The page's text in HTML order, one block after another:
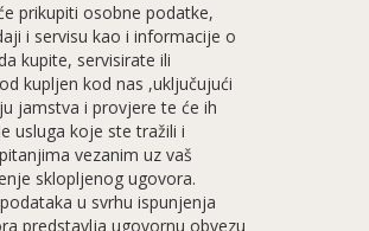
prikupiti osobne podatke,
i servisu kao i informacije o
kupite, servisirate ili
kupljen kod nas ,uključujući
jamstva i provjere te će ih
usluga koje ste tražili i
vezanim uz vaš
sklopljenog ugovora.
u svrhu ispunjenja
predstavlja ugovornu obvezu